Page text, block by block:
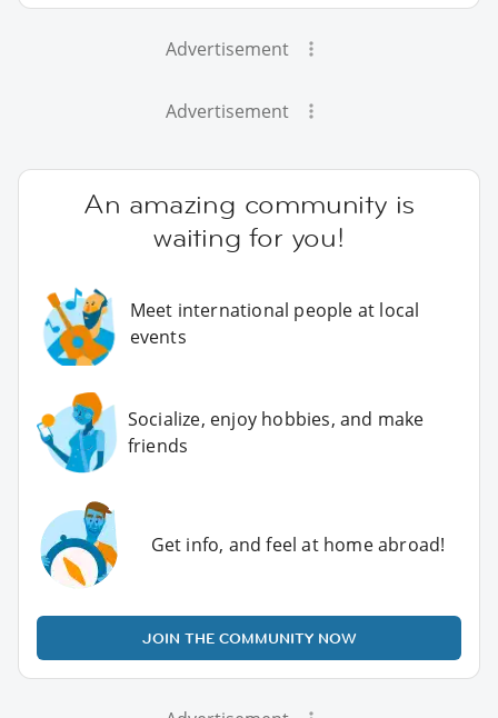
Advertisement
Advertisement
An amazing community is
waiting for you!
Meet international people at local
events
Socialize, enjoy hobbies, and make
friends
Get info, and feel at home abroad!
JOIN THE COMMUNITY NOW